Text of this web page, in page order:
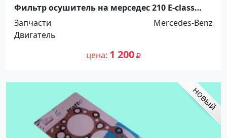
Фильтр осушитель на мерседес 210 E-class
Краснодар
Запчасти
Mercedes-Benz
Двигатель
цена 1 200